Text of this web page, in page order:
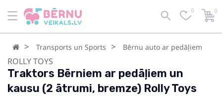
0 0
Transports un Sports Bērnu auto ar pedāļiem
ROLLY TOYS
Traktors Bērniem ar pedāļiem un
kausu (2 ātrumi, bremze) Rolly Toys